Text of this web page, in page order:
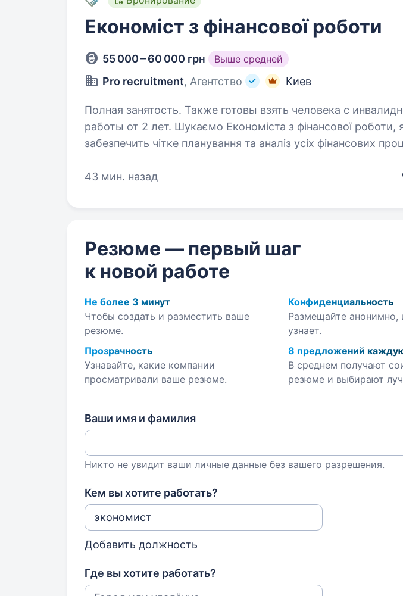
Економіст з фінансової роботи
55 000 – 60 000 грн Выше средней
Pro recruitment, Агентство Киев
Полная занятость. Также готовы взять человека с
работы от 2 лет. Шукаємо Економіста з фінансової роботи, який
забезпечить чітке планування та аналіз усіх фінансових
виробничий етап був підкріплений…
43 мин. назад
Резюме — первый шаг
к новой работе
Не более 3 минут
Чтобы создать и разместить ваше
резюме.
Конфиденциальность
Размещайте анонимно,
узнает.
Прозрачность
Узнавайте, какие компании
просматривали ваше резюме.
8 предложений
В среднем получают
резюме и выбирают
Ваши имя и фамилия
Никто не увидит ваши личные данные без вашего разрешения.
Кем вы хотите работать?
Добавить должность
Где вы хотите работать?